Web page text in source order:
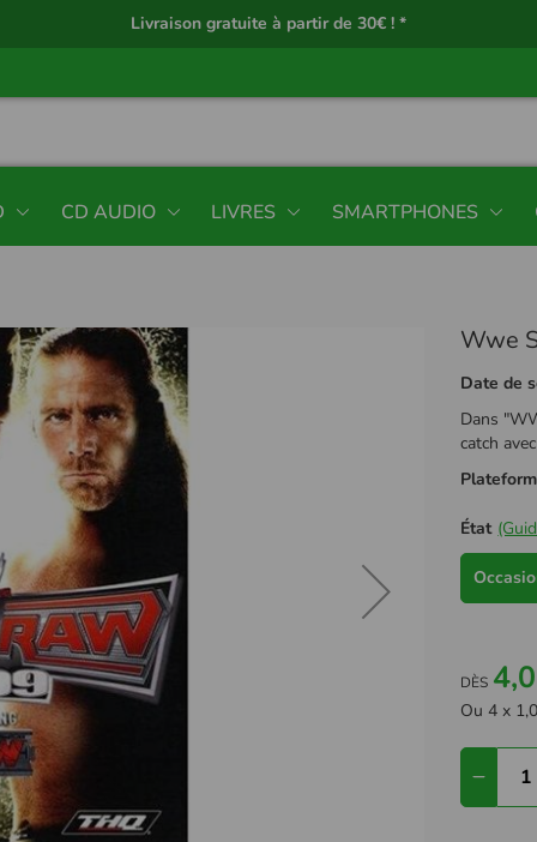
Livraison gratuite à partir de 30€ ! *
CD AUDIO LIVRES SMARTPHONES
Wwe
Date de
Dans
catch
État
DÈS
Ou 4 x